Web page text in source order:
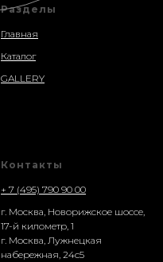
Разделы
Главная
Каталог
GALLERY
Контакты
+ 7 (495) 790 90 00
г. Москва, Новорижское шоссе,
17-й километр, 1
г. Москва, Лужнецкая
набережная, 24с5